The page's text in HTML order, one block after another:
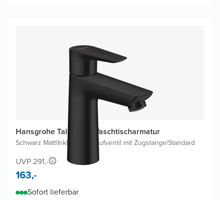
Hansgrohe Talis E110 Waschtischarmatur
Schwarz Matt|Inklusive Ablaufventil mit Zugstange|Standard
UVP 291,-
163,-
Sofort lieferbar